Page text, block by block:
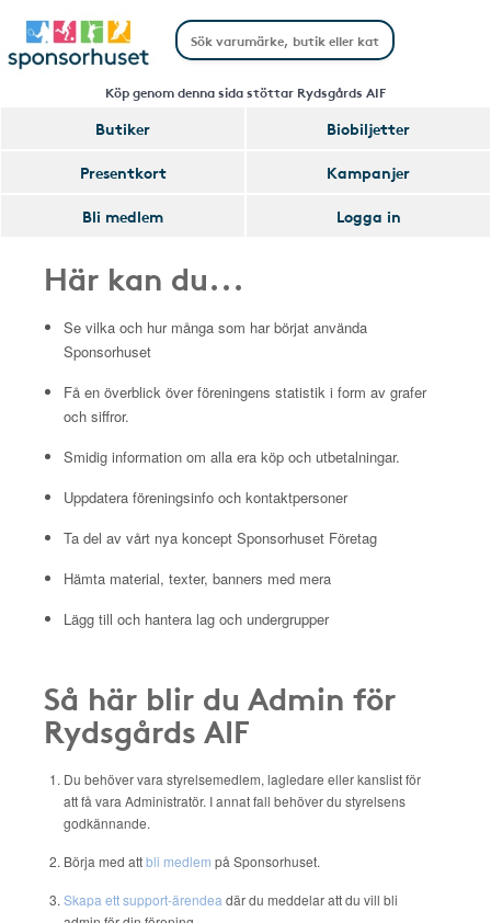
Köp genom denna sida stöttar Rydsgårds AIF
Butiker
Biobiljetter
Presentkort
Kampanjer
Bli medlem
Logga in
Här kan du...
Se vilka och hur många som har börjat använda
Sponsorhuset
Få en överblick över föreningens statistik i form av grafer
och siffror.
Smidig information om alla era köp och utbetalningar.
Uppdatera föreningsinfo och kontaktpersoner
Ta del av vårt nya koncept Sponsorhuset Företag
Hämta material, texter, banners med mera
Lägg till och hantera lag och undergrupper
Så här blir du Admin för
Rydsgårds AIF
Du behöver vara styrelsemedlem, lagledare eller kanslist för
att få vara Administratör. I annat fall behöver du styrelsens
godkännande.
Börja med attbli medlem på Sponsorhuset.
Skapa ett support-ärendea där du meddelar att du vill bli